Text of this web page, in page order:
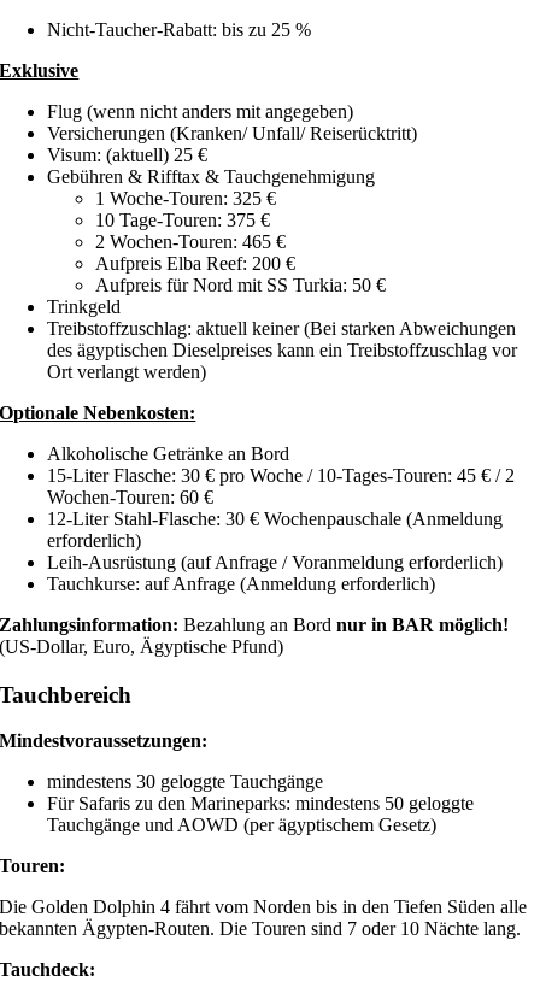
Nicht-Taucher-Rabatt: bis zu 25 %
Exklusive
Flug (wenn nicht anders mit angegeben)
Versicherungen (Kranken/ Unfall/ Reiserücktritt)
Visum: (aktuell) 25 €
Gebühren & Rifftax & Tauchgenehmigung
1 Woche-Touren: 325 €
10 Tage-Touren: 375 €
2 Wochen-Touren: 465 €
Aufpreis Elba Reef: 200 €
Aufpreis für Nord mit SS Turkia: 50 €
Trinkgeld
Treibstoffzuschlag: aktuell keiner (Bei starken Abweichungen
des ägyptischen Dieselpreises kann ein Treibstoffzuschlag vor
Ort verlangt werden)
Optionale Nebenkosten:
Alkoholische Getränke an Bord
15-Liter Flasche: 30 € pro Woche / 10-Tages-Touren: 45 € / 2
Wochen-Touren: 60 €
12-Liter Stahl-Flasche: 30 € Wochenpauschale (Anmeldung
erforderlich)
Leih-Ausrüstung (auf Anfrage / Voranmeldung erforderlich)
Tauchkurse: auf Anfrage (Anmeldung erforderlich)
Zahlungsinformation:Bezahlung an Bordnur in BAR möglich!
(US-Dollar, Euro, Ägyptische Pfund)
Tauchbereich
Mindestvoraussetzungen:
mindestens 30 geloggte Tauchgänge
Für Safaris zu den Marineparks: mindestens 50 geloggte
Tauchgänge und AOWD (per ägyptischem Gesetz)
Touren:
Die Golden Dolphin 4 fährt vom Norden bis in den Tiefen Süden alle
bekannten Ägypten-Routen. Die Touren sind 7 oder 10 Nächte lang.
Tauchdeck: